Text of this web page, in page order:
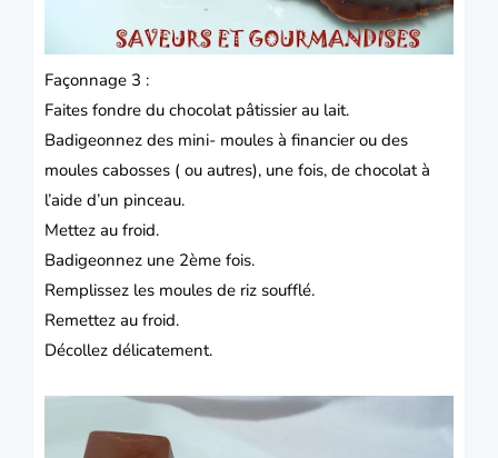
Façonnage 3 :
Faites fondre du chocolat pâtissier au lait.
Badigeonnez des mini- moules à financier ou des
moules cabosses ( ou autres), une fois, de chocolat à
l’aide d’un pinceau.
Mettez au froid.
Badigeonnez une 2ème fois.
Remplissez les moules de riz soufflé.
Remettez au froid.
Décollez délicatement.